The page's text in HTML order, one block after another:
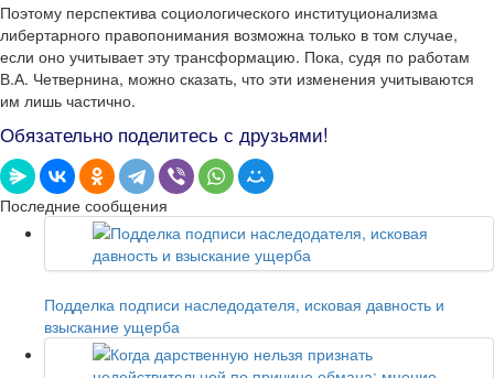
Поэтому перспектива социологического институционализма
либертарного правопонимания возможна только в том случае,
если оно учитывает эту трансформацию. Пока, судя по работам
В.А. Четвернина, можно сказать, что эти изменения учитываются
им лишь частично.
Обязательно поделитесь с друзьями!
Последние сообщения
Подделка подписи наследодателя, исковая давность и
взыскание ущерба